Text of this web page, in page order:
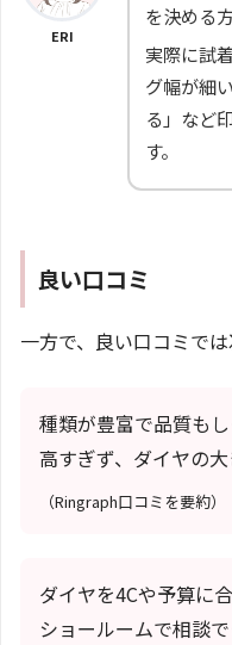
ERI
を決める
実際に試
グ幅が細
る」など
す。
良い口コミ
一方で、良い口コミで
種類が豊富で品質も
高すぎず、ダイヤの大
（Ringraph口コミを要約）
ダイヤを4Cや予算に
ショールームで相談